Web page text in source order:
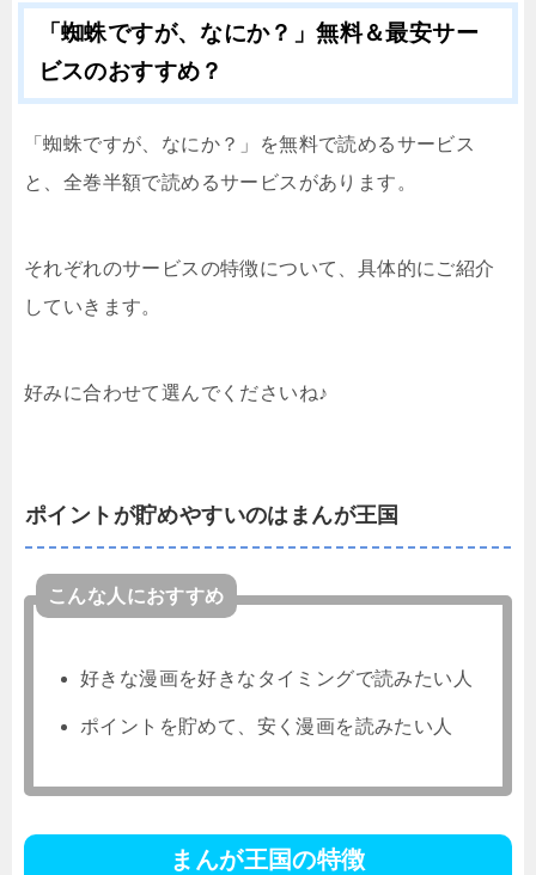
「蜘蛛ですが、なにか？」無料＆最安サー
ビスのおすすめ？
「蜘蛛ですが、なにか？」を無料で読めるサービス
と、全巻半額で読めるサービスがあります。
それぞれのサービスの特徴について、具体的にご紹介
していきます。
好みに合わせて選んでくださいね♪
ポイントが貯めやすいのはまんが王国
こんな人におすすめ
好きな漫画を好きなタイミングで読みたい人
ポイントを貯めて、安く漫画を読みたい人
まんが王国の特徴